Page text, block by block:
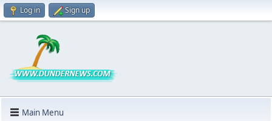
Log in Sign up
Main Menu